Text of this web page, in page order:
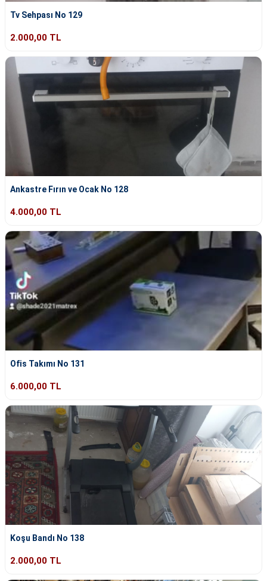
Tv Sehpası No 129
2.000,00 TL
Ankastre Fırın ve Ocak No 128
4.000,00 TL
Ofis Takımı No 131
6.000,00 TL
Koşu Bandı No 138
2.000,00 TL